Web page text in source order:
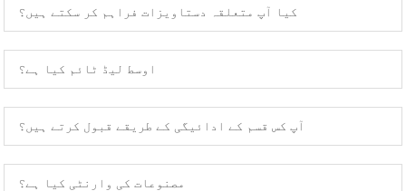
کیا آپ متعلقہ دستاویزات فراہم کر سکتے ہیں؟
اوسط لیڈ ٹائم کیا ہے؟
آپ کس قسم کے ادائیگی کے طریقے قبول کرتے ہیں؟
مصنوعات کی وارنٹی کیا ہے؟